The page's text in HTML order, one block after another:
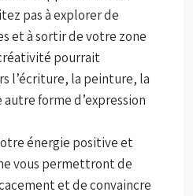
pas à explorer de
et à sortir de votre zone
pourrait
l’écriture, la peinture, la
forme d’expression
énergie positive et
vous permettront de
et de convaincre